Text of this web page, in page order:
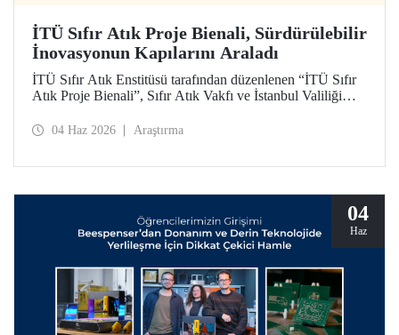
İTÜ Sıfır Atık Proje Bienali, Sürdürülebilir
İnovasyonun Kapılarını Araladı
İTÜ Sıfır Atık Enstitüsü tarafından düzenlenen “İTÜ Sıfır
Atık Proje Bienali”, Sıfır Atık Vakfı ve İstanbul Valiliği
kapsamında 3 Haziran 2026’da İTÜ Süleyman Demirel
04 Haz 2026 Araştırma
04
Haz